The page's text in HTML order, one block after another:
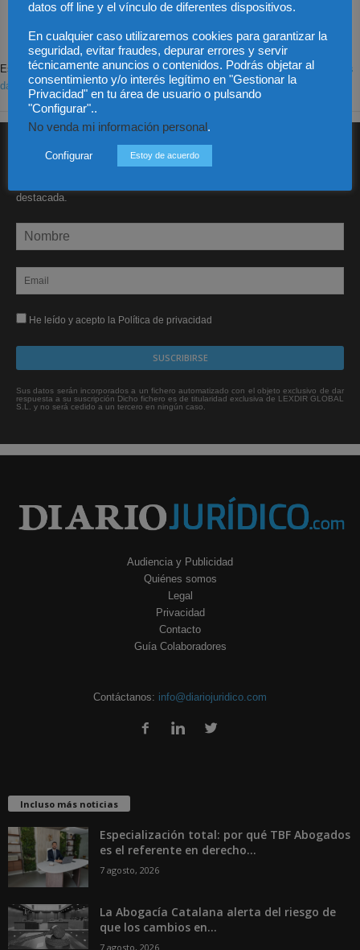
Este sitio usa Akismet para reducir el spam.Aprende cómo se procesan los
datos de tus comentarios.
SUSCRÍBETE A DIARIO JURÍDICO
destacada.
He leído y acepto la Política de privacidad
Sus datos serán incorporados a un fichero automatizado con el objeto exclusivo de dar
respuesta a su suscripción Dicho fichero es de titularidad exclusiva de LEXDIR GLOBAL
S.L. y no será cedido a un tercero en ningún caso.
Audiencia y Publicidad
Quiénes somos
Legal
Privacidad
Contacto
Guía Colaboradores
Contáctanos: info@diariojuridico.com
Incluso más noticias
Especialización total: por qué TBF Abogados
es el referente en derecho...
7 agosto, 2026
La Abogacía Catalana alerta del riesgo de
que los cambios en...
7 agosto, 2026
datos off line y el vínculo de diferentes dispositivos.
En cualquier caso utilizaremos cookies para garantizar la
seguridad, evitar fraudes, depurar errores y servir
técnicamente anuncios o contenidos. Podrás objetar al
consentimiento y/o interés legítimo en "Gestionar la
Privacidad" en tu área de usuario o pulsando
"Configurar"..
No venda mi información personal .
Configurar Estoy de acuerdo